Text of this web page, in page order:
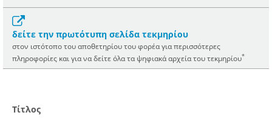
δείτε την πρωτότυπη σελίδα τεκμηρίου
στον ιστότοπο του αποθετηρίου του φορέα για περισσότερες
πληροφορίες και για να δείτε όλα τα ψηφιακά αρχεία του τεκμηρίου*
Τίτλος